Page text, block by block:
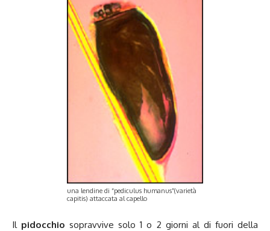
una lendine di “pediculus humanus”(varietà
capitis) attaccata al capello
Il pidocchio sopravvive solo 1 o 2 giorni al di fuori della